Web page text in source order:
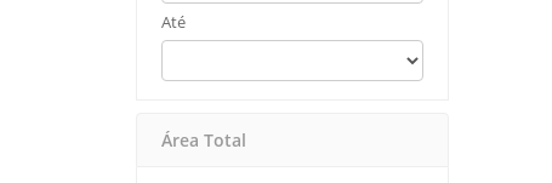
Até
Área Total